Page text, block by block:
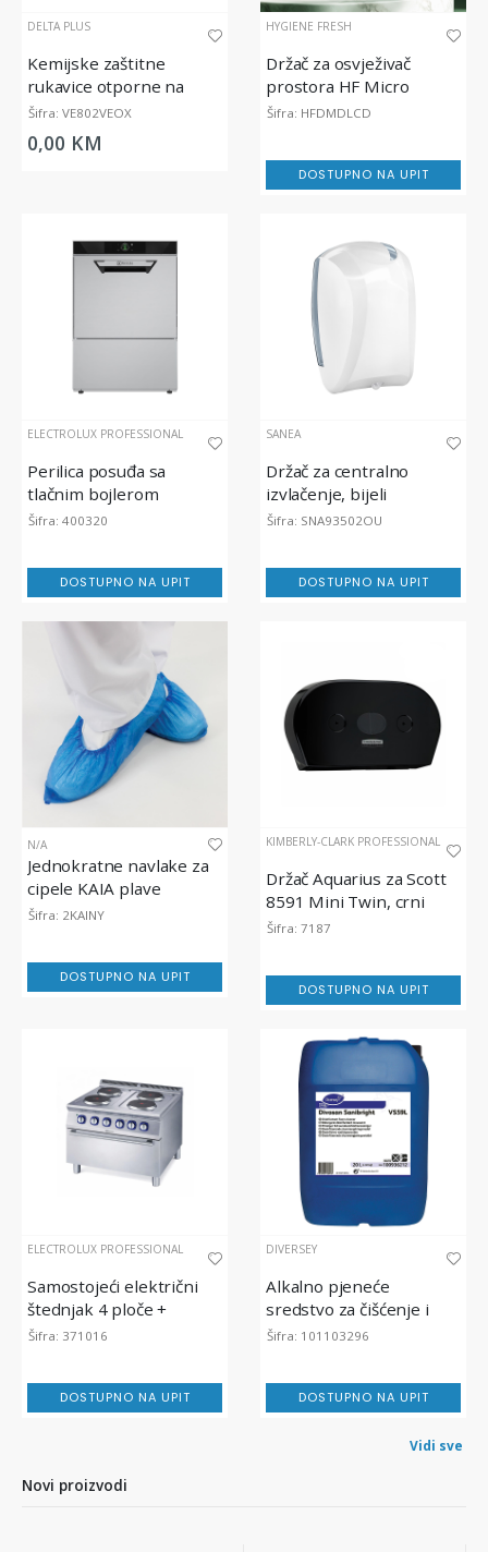
DELTA PLUS
Kemijske zaštitne
rukavice otporne na
pesticide i viruse, VE802
Šifra: VE802VEOX
0,00 KM
HYGIENE FRESH
Držač za osvježivač
prostora HF Micro
Diffuser LCD
Šifra: HFDMDLCD
DOSTUPNO NA UPIT
ELECTROLUX PROFESSIONAL
Perilica posuđa sa
tlačnim bojlerom
Šifra: 400320
DOSTUPNO NA UPIT
SANEA
Držač za centralno
izvlačenje, bijeli
Šifra: SNA93502OU
DOSTUPNO NA UPIT
N/A
Jednokratne navlake za
cipele KAIA plave
Šifra: 2KAINY
DOSTUPNO NA UPIT
KIMBERLY-CLARK PROFESSIONAL
Držač Aquarius za Scott
8591 Mini Twin, crni
Šifra: 7187
DOSTUPNO NA UPIT
ELECTROLUX PROFESSIONAL
Samostojeći električni
štednjak 4 ploče +
pećnica, Electrolux
kW
Šifra: 371016
DOSTUPNO NA UPIT
DIVERSEY
Alkalno pjeneće
sredstvo za čišćenje i
dezinfekciju, DI Divosan
Šifra: 101103296
DOSTUPNO NA UPIT
Vidi sve
Novi proizvodi